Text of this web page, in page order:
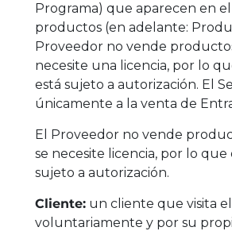
Programa) que aparecen en
productos (en adelante:
Proveedor no vende
necesite una licencia, por lo
está sujeto a autorización. El
únicamente a la venta de
El Proveedor no vende
se necesite licencia, por lo que
sujeto a autorización.
Cliente: un cliente que visita
voluntariamente y por su